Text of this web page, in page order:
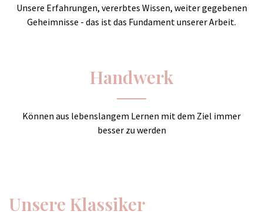
Unsere Erfahrungen, vererbtes Wissen, weiter gegebenen
Geheimnisse - das ist das Fundament unserer Arbeit.
Handwerk
Können aus lebenslangem Lernen mit dem Ziel immer
besser zu werden
Unsere Klassiker